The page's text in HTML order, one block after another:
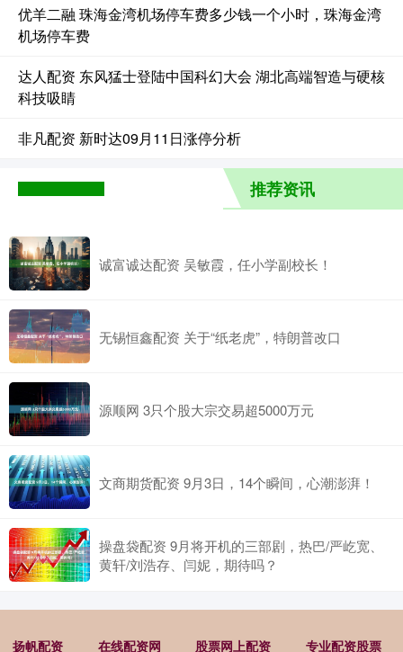
优羊二融 珠海金湾机场停车费多少钱一个小时，珠海金湾
机场停车费
达人配资 东风猛士登陆中国科幻大会 湖北高端智造与硬核
科技吸睛
非凡配资 新时达09月11日涨停分析
推荐资讯
诚富诚达配资 吴敏霞，任小学副校长！
无锡恒鑫配资 关于“纸老虎”，特朗普改口
源顺网 3只个股大宗交易超5000万元
文商期货配资 9月3日，14个瞬间，心潮澎湃！
操盘袋配资 9月将开机的三部剧，热巴/严屹宽、
黄轩/刘浩存、闫妮，期待吗？
扬帆配资 在线配资网 股票网上配资 专业配资股票